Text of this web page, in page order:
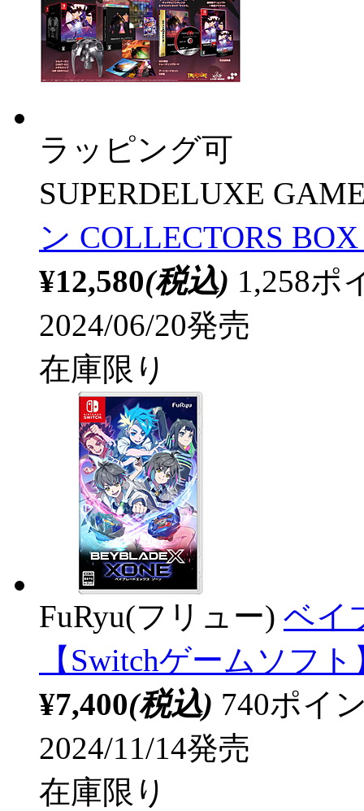
ラッピング可
SUPERDELUXE
ン COLLECTORS
¥12,580(税込) 1,258ポ
2024/06/20発売
在庫限り
FuRyu(フリュー) ベイ
【Switchゲームソフト
¥7,400(税込) 740ポイ
2024/11/14発売
在庫限り